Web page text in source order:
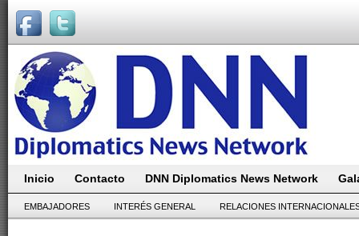
Inicio Contacto DNN Diplomatics News Network
EMBAJADORES INTERÉS GENERAL RELACIONES